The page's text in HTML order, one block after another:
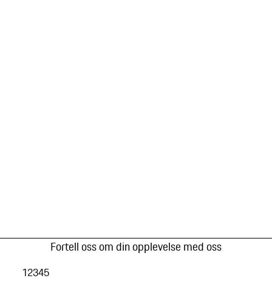
Fortell oss om din opplevelse med oss
12345